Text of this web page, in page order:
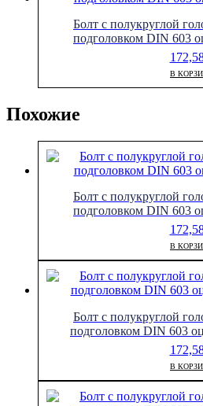
Болт с полукруглой
подголовком DIN 603
В
Похожие
Болт с полукруглой
подголовком DIN 603
В
Болт с полукруглой
подголовком DIN 603
В